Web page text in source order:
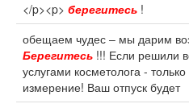
</p><p> берегитесь !
обещаем чудес – мы дарим
Берегитесь !!! Если решили
услугами косметолога -
измерение! Ваш отпуск будет